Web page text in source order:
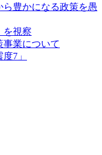
豊かになる政策を愚
を視察
事業について
7」